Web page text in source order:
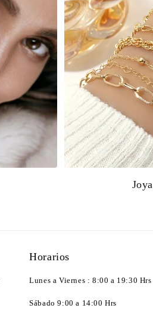
Horarios
Lunes a Viernes : 8:00 a 19:30 Hrs
Sábado 9:00 a 14:00 Hrs